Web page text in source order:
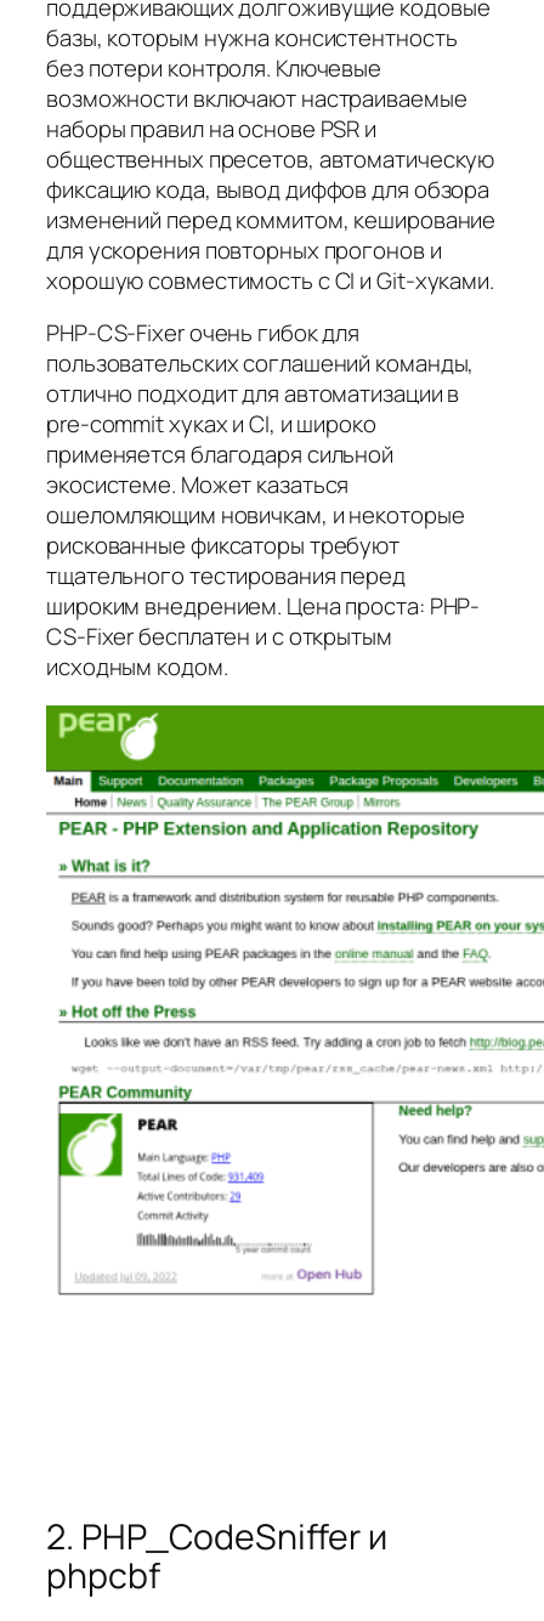
поддерживающих долгоживущие кодовые
базы, которым нужна консистентность
без потери контроля. Ключевые
возможности включают настраиваемые
наборы правил на основе PSR и
общественных пресетов, автоматическую
фиксацию кода, вывод диффов для обзора
изменений перед коммитом, кеширование
для ускорения повторных прогонов и
хорошую совместимость с CI и Git‑хуками.
PHP-CS-Fixer очень гибок для
пользовательских соглашений команды,
отлично подходит для автоматизации в
pre‑commit хуках и CI, и широко
применяется благодаря сильной
экосистеме. Может казаться
ошеломляющим новичкам, и некоторые
рискованные фиксаторы требуют
тщательного тестирования перед
широким внедрением. Цена проста: PHP-
CS-Fixer бесплатен и с открытым
исходным кодом.
2. PHP_CodeSniffer и
phpcbf